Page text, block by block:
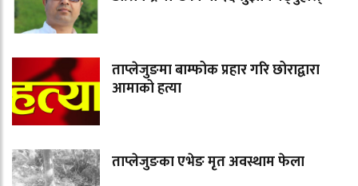
ताप्लेजुङमा बाम्फोक प्रहार गरि छोराद्वारा
आमाको हत्या
ताप्लेजुङका एभेङ मृत अवस्थाम फेला